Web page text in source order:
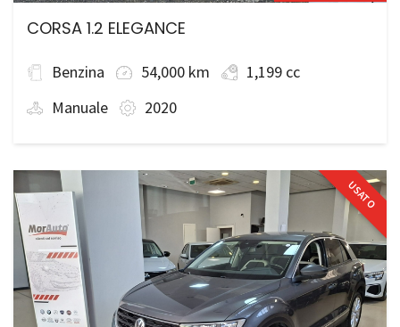
CORSA 1.2 ELEGANCE
Benzina 54,000 km
1,199 cc
Manuale
2020
USATO